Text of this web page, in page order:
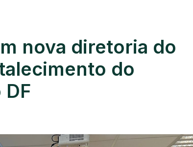
nova diretoria do
do